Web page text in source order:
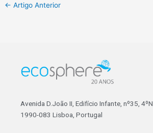
← Artigo Anterior
Avenida D.João II, Edifício Infante, nº35, 4ºN,
1990-083 Lisboa, Portugal